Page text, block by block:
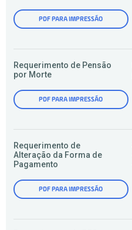
PDF PARA IMPRESSÃO
Requerimento de Pensão
por Morte
PDF PARA IMPRESSÃO
Requerimento de
Alteração da Forma de
Pagamento
PDF PARA IMPRESSÃO